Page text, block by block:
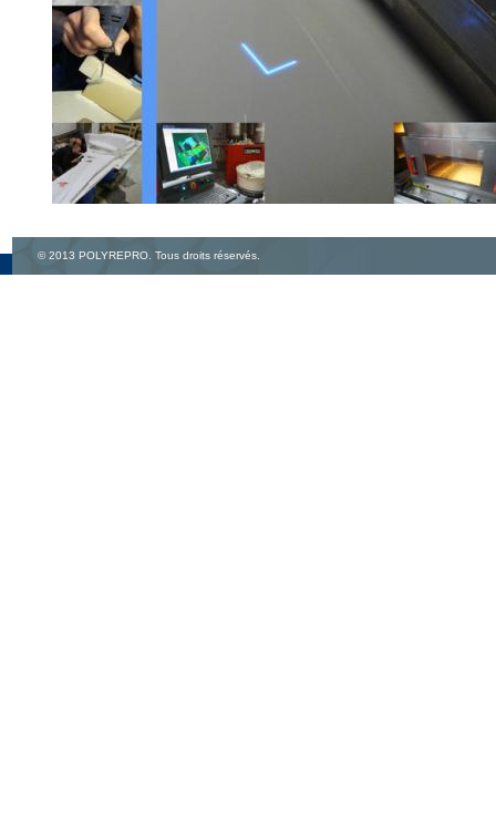
© 2013 POLYREPRO. Tous droits réservés.